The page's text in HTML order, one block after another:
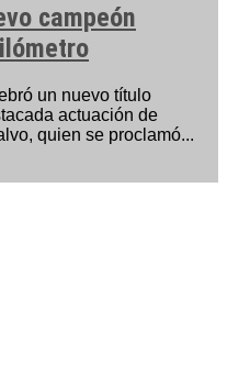
campeón
un nuevo título
actuación de
quien se proclamó...